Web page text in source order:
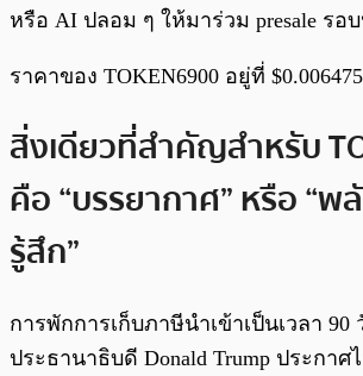
หรือ AI ปลอม ๆ ให้มาร่วม presale รอ
ราคาของ TOKEN6900 อยู่ที่
สิ่งเดียวที่สำคัญสำหรับ
คือ “บรรยากาศ” หรือ “พ
รู้สึก”
การพักการเก็บภาษีนำเข้าเป็นเวลา 90
ประธานาธิบดี Donald Trump ประกา